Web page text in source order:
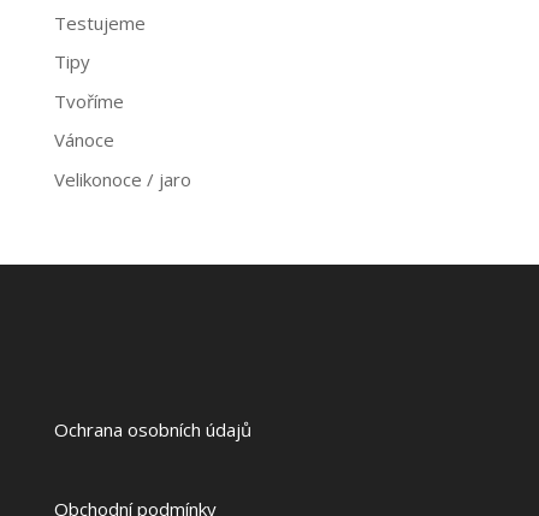
Testujeme
Tipy
Tvoříme
Vánoce
Velikonoce / jaro
Ochrana osobních údajů
Obchodní podmínky